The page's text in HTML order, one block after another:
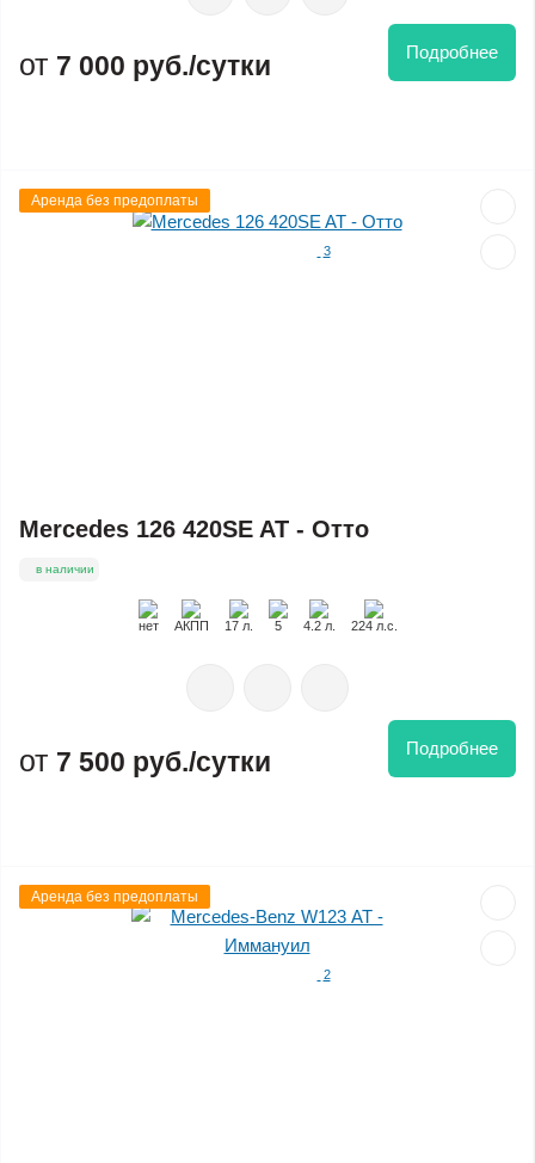
7 000 руб./сутки Подробнее
Аренда без предоплаты
3
Mercedes 126 420SE AT - Отто
в наличии
нет АКПП 17 л. 5 4.2 л. 224 л.с.
7 500 руб./сутки Подробнее
Аренда без предоплаты
2